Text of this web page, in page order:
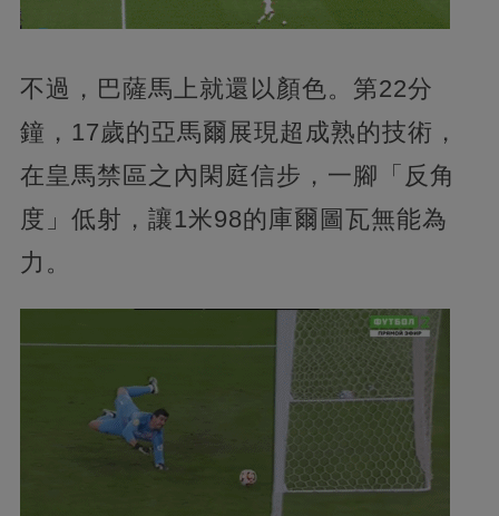
不過，巴薩馬上就還以顏色。第22分
鐘，17歲的亞馬爾展現超成熟的技術，
在皇馬禁區之內閑庭信步，一腳「反角
度」低射，讓1米98的庫爾圖瓦無能為
力。